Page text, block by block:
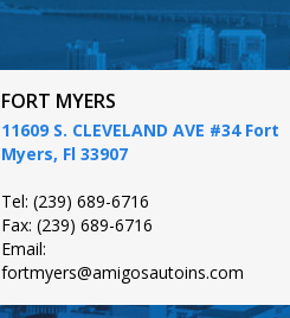
FORT MYERS
11609 S. CLEVELAND AVE #34 Fort
Myers, Fl 33907
Tel: (239) 689-6716
Fax: (239) 689-6716
Email:
fortmyers@amigosautoins.com